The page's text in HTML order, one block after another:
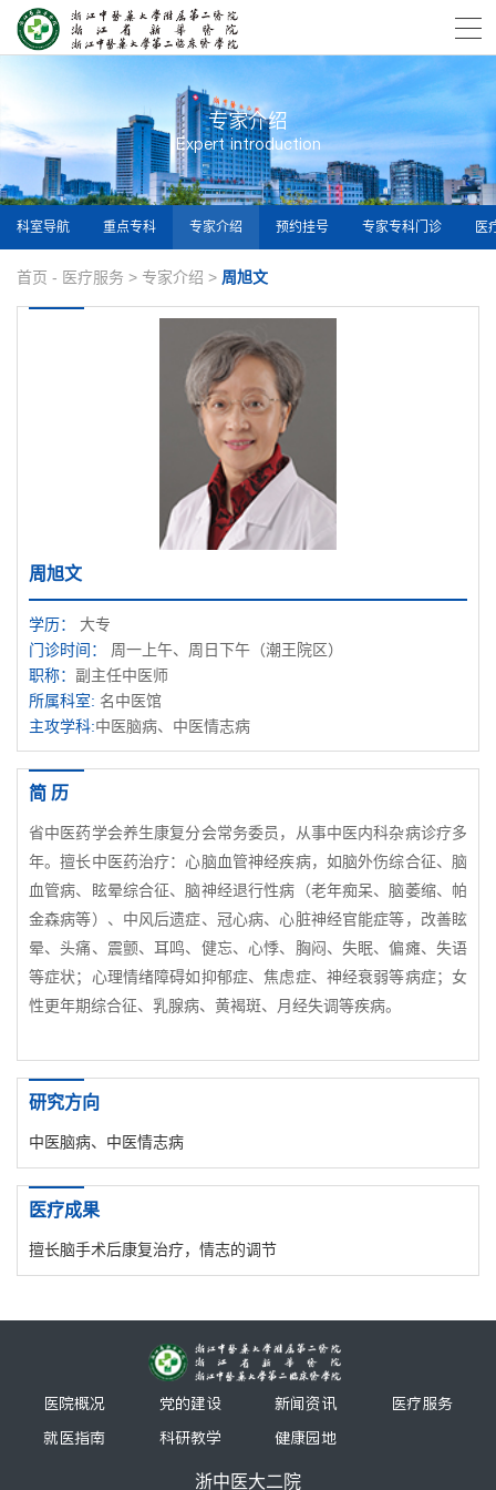
专家介绍
Expert introduction
科室导航 重点专科 专家介绍 预约挂号 专家专科门诊 医
首页 - 医疗服务 > 专家介绍 > 周旭文
周旭文
学历： 大专
门诊时间： 周一上午、周日下午（潮王院区）
职称： 副主任中医师
所属科室: 名中医馆
主攻学科:中医脑病、中医情志病
简 历
省中医药学会养生康复分会常务委员，从事中医内科杂病诊疗多
年。擅长中医药治疗：心脑血管神经疾病，如脑外伤综合征、脑
血管病、眩晕综合征、脑神经退行性病（老年痴呆、脑萎缩、帕
金森病等）、中风后遗症、冠心病、心脏神经官能症等，改善眩
晕、头痛、震颤、耳鸣、健忘、心悸、胸闷、失眠、偏瘫、失语
等症状；心理情绪障碍如抑郁症、焦虑症、神经衰弱等病症；女
性更年期综合征、乳腺病、黄褐斑、月经失调等疾病。
研究方向
中医脑病、中医情志病
医疗成果
擅长脑手术后康复治疗，情志的调节
医院概况 党的建设 新闻资讯
医疗服务
就医指南
科研教学 健康园地
浙中医大二院